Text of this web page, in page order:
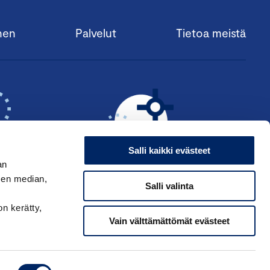
median,
kerätty,
Salli kaikki evästeet
Salli valinta
Vain välttämättömät evästeet
Palvelut Tietoa meistä
› HAE ANSIOMERKKIÄ ›